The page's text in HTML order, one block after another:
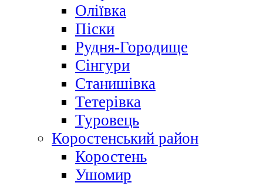
Оліївка
Піски
Рудня-Городище
Сінгури
Станишівка
Тетерівка
Туровець
Коростенський район
Коростень
Ушомир